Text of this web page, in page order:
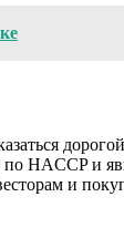
HACCP и
и